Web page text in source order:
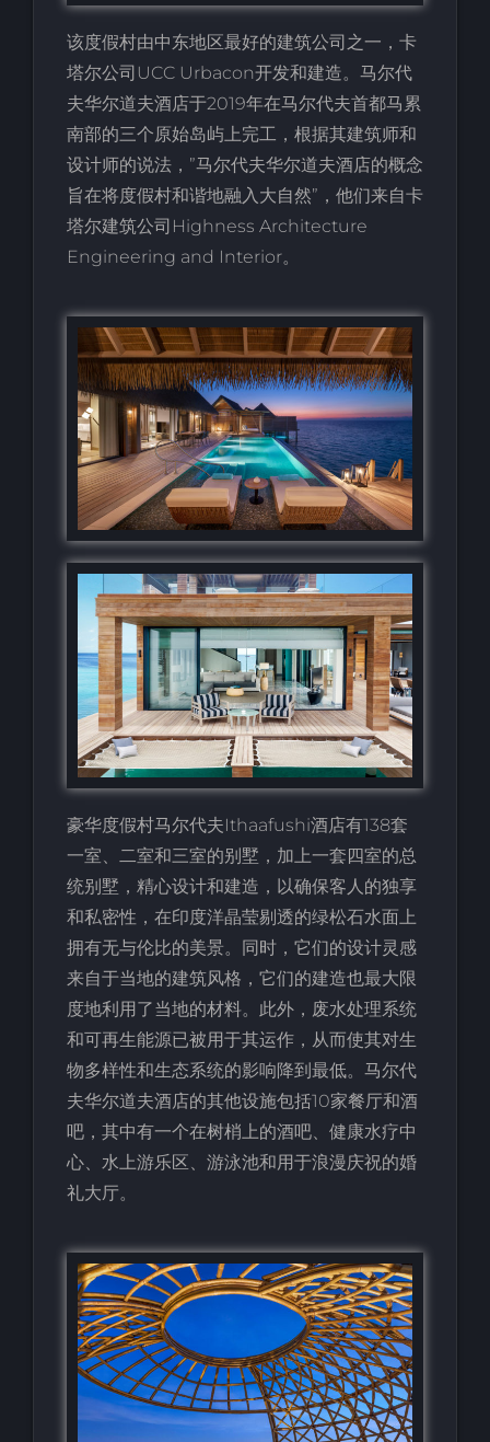
该度假村由中东地区最好的建筑公司之一，卡
塔尔公司UCC Urbacon开发和建造。马尔代
夫华尔道夫酒店于2019年在马尔代夫首都马累
南部的三个原始岛屿上完工，根据其建筑师和
设计师的说法，”马尔代夫华尔道夫酒店的概念
旨在将度假村和谐地融入大自然”，他们来自卡
塔尔建筑公司Highness Architecture
Engineering and Interior。
豪华度假村马尔代夫Ithaafushi酒店有138套
一室、二室和三室的别墅，加上一套四室的总
统别墅，精心设计和建造，以确保客人的独享
和私密性，在印度洋晶莹剔透的绿松石水面上
拥有无与伦比的美景。同时，它们的设计灵感
来自于当地的建筑风格，它们的建造也最大限
度地利用了当地的材料。此外，废水处理系统
和可再生能源已被用于其运作，从而使其对生
物多样性和生态系统的影响降到最低。马尔代
夫华尔道夫酒店的其他设施包括10家餐厅和酒
吧，其中有一个在树梢上的酒吧、健康水疗中
心、水上游乐区、游泳池和用于浪漫庆祝的婚
礼大厅。